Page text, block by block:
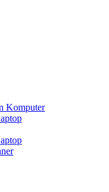
Komputer